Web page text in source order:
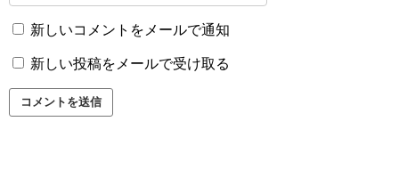
新しいコメントをメールで通知
新しい投稿をメールで受け取る